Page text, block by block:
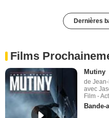
Dernières
Films
Mutiny
de
avec
Film -
Bande-